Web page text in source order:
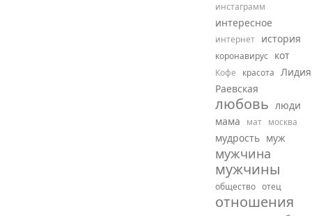
инстаграмм
интересное
интернет история
коронавирус кот
Кофе красота Лидия
Раевская
любовь люди
мама
мат москва
мудрость муж
мужчина
мужчины
общество отец
отношения